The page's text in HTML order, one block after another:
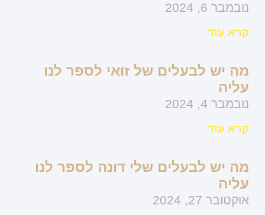
נובמבר 6, 2024
קרא עוד
מה יש לבעלים של זואי לספר לנו
עליה
נובמבר 4, 2024
קרא עוד
מה יש לבעלים שלי דונה לספר לנו
עליה
אוקטובר 27, 2024